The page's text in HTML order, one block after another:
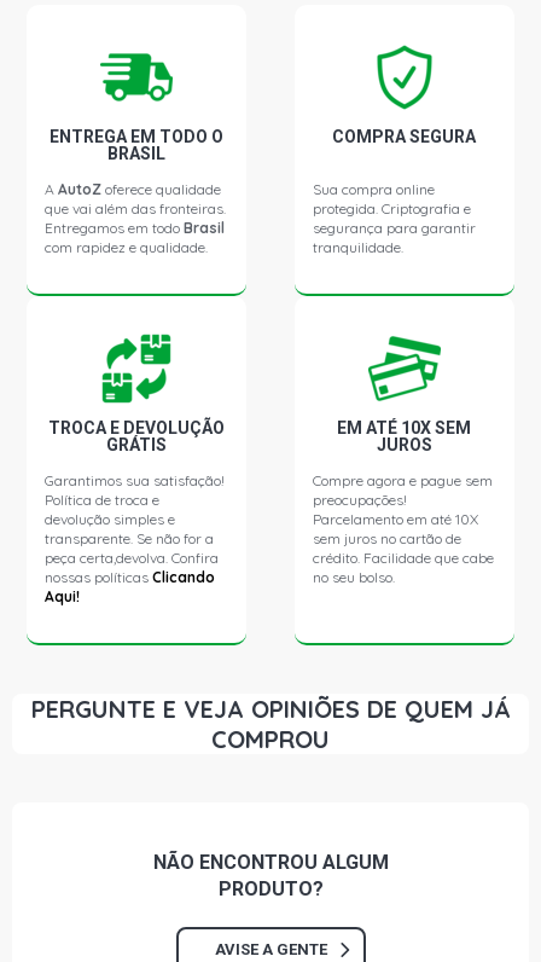
ENTREGA EM TODO O
BRASIL
AAutoZ oferece qualidade
que vai além das fronteiras.
Entregamos em todoBrasil
com rapidez e qualidade.
COMPRA SEGURA
Sua compra online
protegida. Criptografia e
segurança para garantir
tranquilidade.
TROCA E DEVOLUÇÃO
GRÁTIS
Garantimos sua satisfação!
Política de troca e
devolução simples e
transparente. Se não for a
peça certa,devolva. Confira
nossas políticasClicando
Aqui!
EM ATÉ 10X SEM
JUROS
Compre agora e pague sem
preocupações!
Parcelamento em até 10X
sem juros no cartão de
crédito. Facilidade que cabe
no seu bolso.
PERGUNTE E VEJA OPINIÕES DE QUEM JÁ
COMPROU
NÃO ENCONTROU ALGUM
PRODUTO?
AVISE A GENTE